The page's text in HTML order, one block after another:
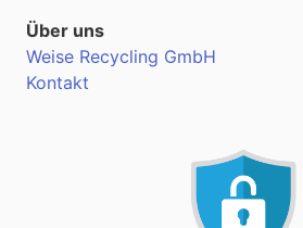
Über uns
Weise Recycling GmbH
Kontakt